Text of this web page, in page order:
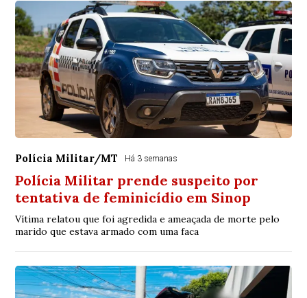
Polícia Militar/MT Há 3 semanas
Polícia Militar prende suspeito por
tentativa de feminicídio em Sinop
Vítima relatou que foi agredida e ameaçada de morte pelo
marido que estava armado com uma faca